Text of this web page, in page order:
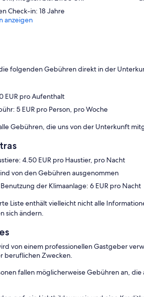
Check-in: 18 Jahre
anzeigen
folgenden Gebühren direkt in der
EUR pro Aufenthalt
5 EUR pro Person, pro Woche
Gebühren, die uns von der Unterkunft
4.50 EUR pro Haustier, pro Nacht
von den Gebühren ausgenommen
der Klimaanlage: 6 EUR pro Nacht
Liste enthält vielleicht nicht alle
sich ändern.
von einem professionellen Gastgeber
beruflichen Zwecken.
fallen möglicherweise Gebühren an,